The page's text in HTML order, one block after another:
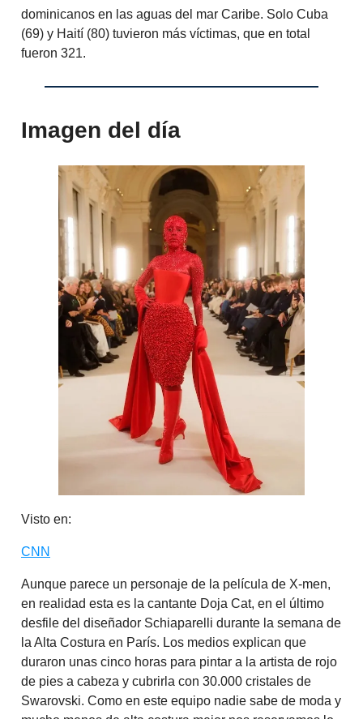
dominicanos en las aguas del mar Caribe. Solo Cuba
(69) y Haití (80) tuvieron más víctimas, que en total
fueron 321.
Imagen del día
Visto en:
CNN
Aunque parece un personaje de la película de X-men,
en realidad esta es la cantante Doja Cat, en el último
desfile del diseñador Schiaparelli durante la semana de
la Alta Costura en París. Los medios explican que
duraron unas cinco horas para pintar a la artista de rojo
de pies a cabeza y cubrirla con 30.000 cristales de
Swarovski. Como en este equipo nadie sabe de moda y